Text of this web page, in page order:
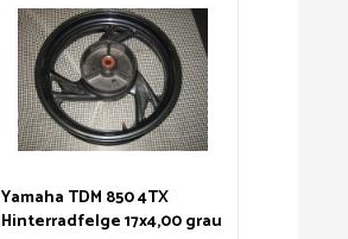
Yamaha TDM 850 4TX
Hinterradfelge 17x4,00 grau